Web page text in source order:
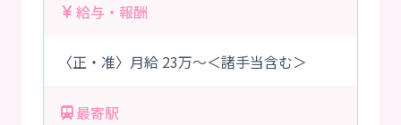
給与・報酬
〈正・准〉月給 23万～＜諸手当含む＞
最寄駅